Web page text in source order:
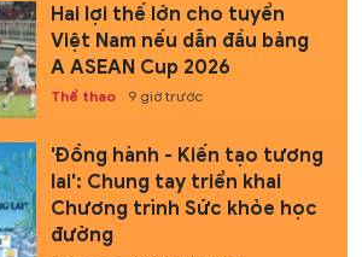
Hai lợi thế lớn cho tuyển
Việt Nam nếu dẫn đầu bảng
A ASEAN Cup 2026
Thể thao 9 giờ trước
'Đồng hành - Kiến tạo tương
lai': Chung tay triển khai
Chương trình Sức khỏe học
đường